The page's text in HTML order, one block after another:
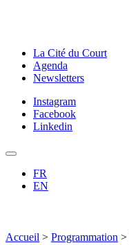
La Cité du Court
Agenda
Newsletters
Instagram
Facebook
Linkedin
FR
EN
Accueil > Programmation >